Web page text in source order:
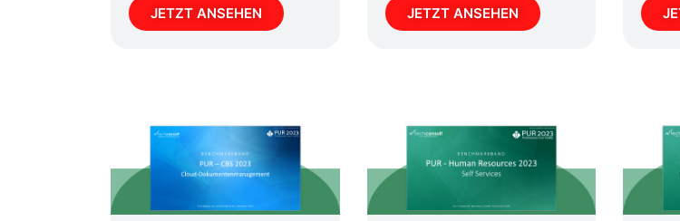
JETZT ANSEHEN JETZT ANSEHEN